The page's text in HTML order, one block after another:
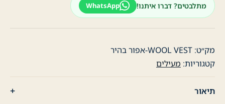
מתלבטים? דברו איתנו! WhatsApp
מק״ט: WOOL VEST-אפור בהיר
קטגוריות: מעילים
תיאור